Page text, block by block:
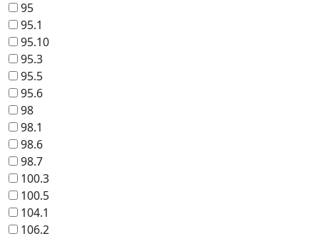
95
95.1
95.10
95.3
95.5
95.6
98
98.1
98.6
98.7
100.3
100.5
104.1
106.2